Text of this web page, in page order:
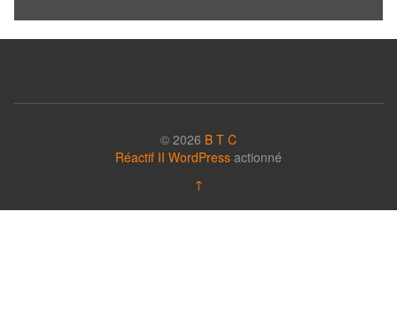
© 2026 B T C
Réactif II WordPress actionné
↑